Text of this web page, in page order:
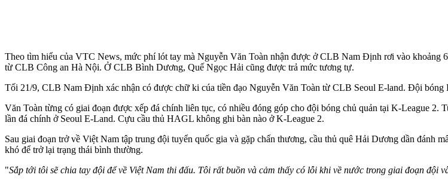
Theo tìm hiểu của VTC News, mức phí lót tay mà Nguyễn Văn Toàn nhận được ở CLB Nam Định rơi vào
từ CLB Công an Hà Nội. Ở CLB Bình Dương, Quế Ngọc Hải cũng được trả mức tương tự.
Tối 21/9, CLB Nam Định xác nhận có được chữ ki cúa tiền đạo Nguyễn Văn Toàn từ CLB Seoul E-land. Đội bóng
Văn Toàn từng có giai đoạn được xếp đá chính liên tục, có nhiều đóng góp cho đội bóng chủ quản tại K-League 2.
lần đá chính ở Seoul E-Land. Cựu cầu thủ HAGL không ghi bàn nào ở K-League 2.
Sau giai đoạn trở về Việt Nam tập trung đội tuyển quốc gia và gặp chấn thương, cầu thủ quê Hải Dương dần đánh
khó để trở lại trạng thái bình thường.
"Sắp tới tôi sẽ chia tay đội để về Việt Nam thi đấu. Tôi rất buồn và cảm thấy có lỗi khi về nước trong giai đoạn đội